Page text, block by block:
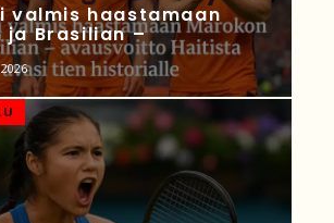
valmis haastamaan
ja Brasilian –